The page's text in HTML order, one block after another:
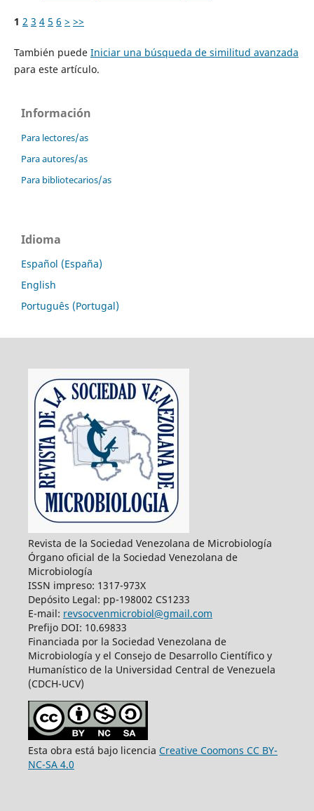
1 2 3 4 5 6 > >>
También puede Iniciar una búsqueda de similitud avanzada
para este artículo.
Información
Para lectores/as
Para autores/as
Para bibliotecarios/as
Idioma
Español (España)
English
Português (Portugal)
Revista de la Sociedad Venezolana de Microbiología
Órgano oficial de la Sociedad Venezolana de
Microbiología
ISSN impreso: 1317-973X
Depósito Legal: pp-198002 CS1233
E-mail: revsocvenmicrobiol@gmail.com
Prefijo DOI: 10.69833
Financiada por la Sociedad Venezolana de
Microbiología y el Consejo de Desarrollo Científico y
Humanístico de la Universidad Central de Venezuela
(CDCH-UCV)
Esta obra está bajo licencia Creative Coomons CC BY-
NC-SA 4.0